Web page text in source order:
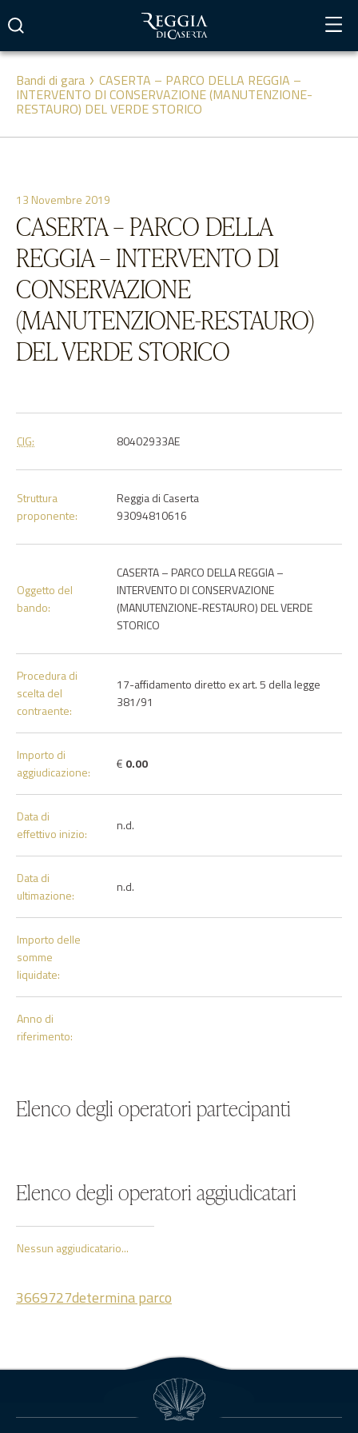
contenuto
Bandi di gara CASERTA – PARCO DELLA REGGIA –
INTERVENTO DI CONSERVAZIONE (MANUTENZIONE-
RESTAURO) DEL VERDE STORICO
13 Novembre 2019
CASERTA – PARCO DELLA
REGGIA – INTERVENTO DI
CONSERVAZIONE
(MANUTENZIONE-RESTAURO)
DEL VERDE STORICO
CIG: 80402933AE
Struttura
proponente:
Reggia di Caserta
93094810616
Oggetto del
bando:
CASERTA – PARCO DELLA REGGIA –
INTERVENTO DI CONSERVAZIONE
(MANUTENZIONE-RESTAURO) DEL VERDE
STORICO
Procedura di
scelta del
contraente:
17-affidamento diretto ex art. 5 della legge
381/91
Importo di
aggiudicazione:
€ 0.00
Data di
effettivo inizio:
n.d.
Data di
ultimazione:
n.d.
Importo delle
somme
liquidate:
Anno di
riferimento:
Elenco degli operatori partecipanti
Elenco degli operatori aggiudicatari
Nessun aggiudicatario...
3669727determina parco